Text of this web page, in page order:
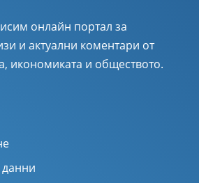
онлайн портал за
и актуални коментари от
икономиката и обществото.